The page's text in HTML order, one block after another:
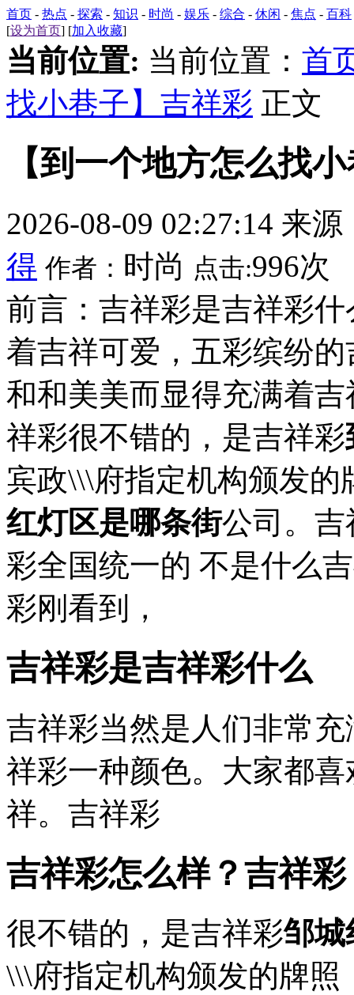
首页 - 热点 - 探索 - 知识 - 时尚 - 娱乐 - 综合 - 休闲 - 焦点 - 百科
[设为首页] [加入收藏]
当前位置: 当前位置： 首
找小巷子】吉祥彩 正文
【到一个地方怎么找
2026-08-09 02:27:14 来源
得 作者： 时尚 点击:996次
前言：吉祥彩是吉祥彩
着吉祥可爱，五彩缤纷
和和美美而显得充满着
祥彩很不错的，是吉祥彩
宾政\\\府指定机构颁发
红灯区是哪条街公司。
彩全国统一的 不是什么
彩刚看到，
吉祥彩是吉祥彩什么
吉祥彩当然是人们非常
祥彩一种颜色。大家都
祥。吉祥彩
吉祥彩怎么样？吉祥彩
很不错的，是吉祥彩邹城
\\\府指定机构颁发的牌